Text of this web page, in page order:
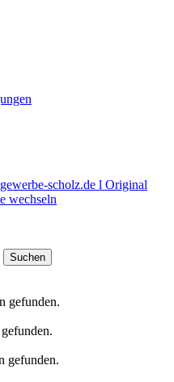
Suchen
gefunden.
gefunden.